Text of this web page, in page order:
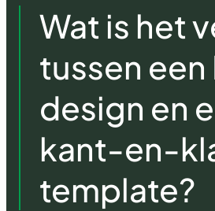
Wat is het
tussen een
design en
kant-en-
template?